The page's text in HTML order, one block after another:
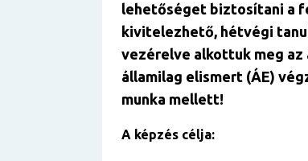
lehetőséget biztosítani a
kivitelezhető, hétvégi
vezérelve alkottuk meg az
államilag elismert (ÁE)
munka mellett!
A képzés célja: